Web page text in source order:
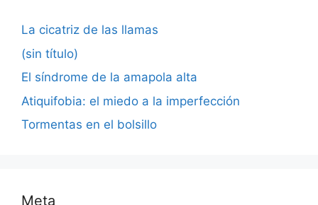
La cicatriz de las llamas
(sin título)
El síndrome de la amapola alta
Atiquifobia: el miedo a la imperfección
Tormentas en el bolsillo
Meta